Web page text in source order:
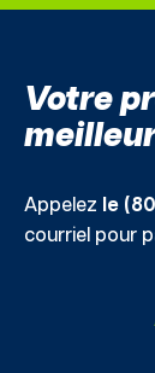
Votre
Appelez le
courriel pour